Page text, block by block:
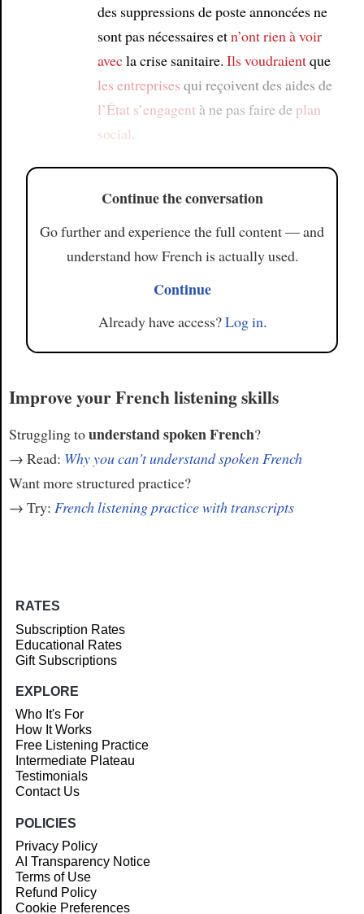
des suppressions de poste annoncées ne
sont pas nécessaires etn’ont rien à voir
avecla crise sanitaire. Ils voudraientque
les entreprises qui reçoivent des aides de
l’État s’engagent à ne pas faire de plan
social.
Continue the conversation
Go further and experience the full content — and
understand how French is actually used.
Continue
Already have access?Log in.
Improve your French listening skills
Struggling tounderstand spoken French?
→ Read: Why you can't understand spoken French
Want more structured practice?
→ Try: French listening practice with transcripts
RATES
Subscription Rates
Educational Rates
Gift Subscriptions
EXPLORE
Who It's For
How It Works
Free Listening Practice
Intermediate Plateau
Testimonials
Contact Us
POLICIES
Privacy Policy
AI Transparency Notice
Terms of Use
Refund Policy
Cookie Preferences